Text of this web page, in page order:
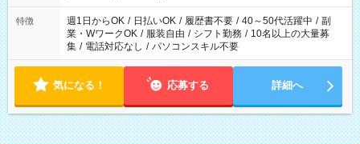
特徴 週1日からOK / 日払いOK / 履歴書不要 / 40～50代活躍中 / 副
業・WワークOK / 服装自由 / シフト勤務 / 10名以上の大量募
集 / 電話対応なし / パソコンスキル不要
気になる！ 応募する 詳細へ